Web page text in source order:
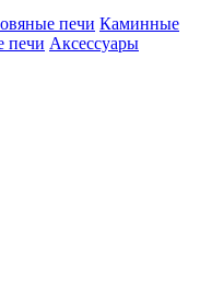
печи Каминные
печи Аксессуары